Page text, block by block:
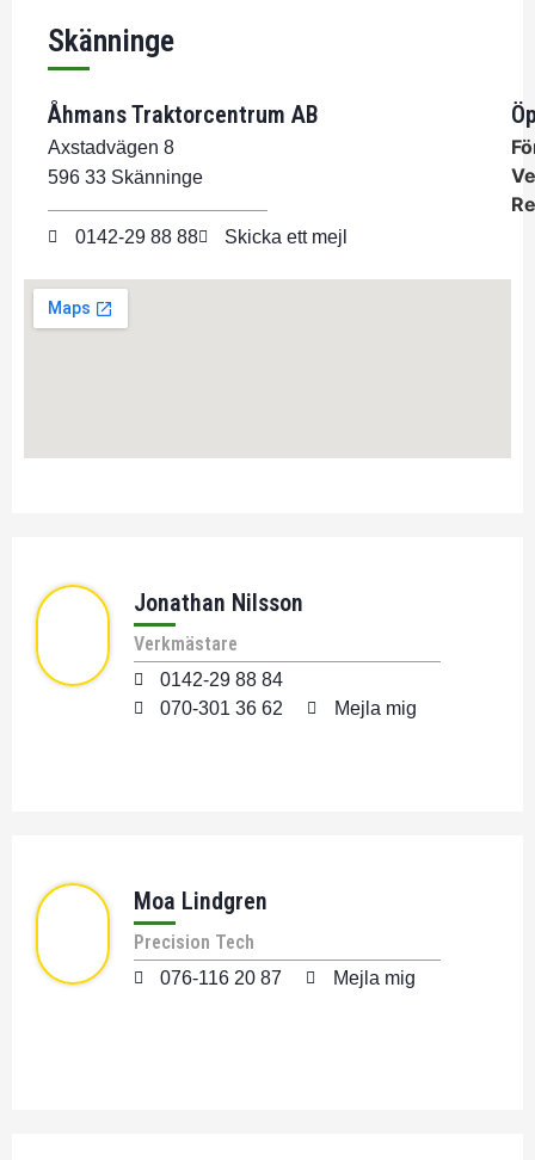
Skänninge
Åhmans Traktorcentrum AB
Axstadvägen 8
596 33 Skänninge
0142-29 88 88 Skicka ett mejl
Jonathan Nilsson
Verkmästare
0142-29 88 84
070-301 36 62
Mejla mig
Moa Lindgren
Precision Tech
076-116 20 87 Mejla mig